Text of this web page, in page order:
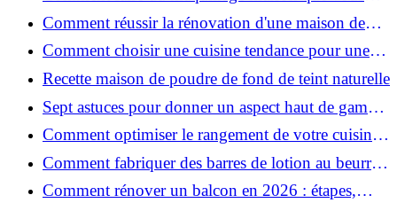
utiliserez vraiment ?
Comment réussir la rénovation d'une maison de
ville en 2026 ?
Comment choisir une cuisine tendance pour une
rénovation en 2026 ?
Recette maison de poudre de fond de teint naturelle
Sept astuces pour donner un aspect haut de gamme
à votre cuisine
Comment optimiser le rangement de votre cuisine
et gagner de la place ?
Comment fabriquer des barres de lotion au beurre
de karité ?
Comment rénover un balcon en 2026 : étapes,